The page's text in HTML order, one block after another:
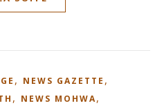
, NEWS GAZETTE ,
, NEWS MOHWA,